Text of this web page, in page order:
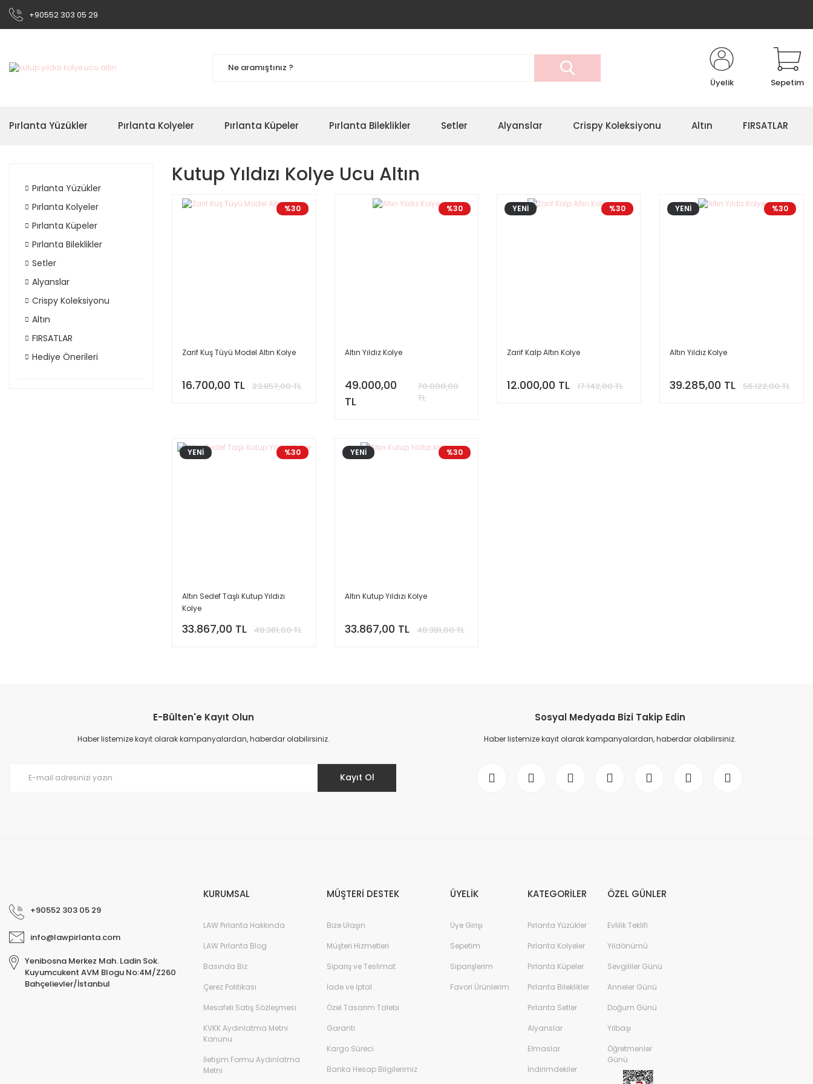
+90552 303 05 29
Üyelik Sepetim
Pırlanta Yüzükler Pırlanta Kolyeler Pırlanta Küpeler Pırlanta Bileklikler Setler Alyanslar Crispy Koleksiyonu Altın FIRSATLAR
Pırlanta Yüzükler
Pırlanta Kolyeler
Pırlanta Küpeler
Pırlanta Bileklikler
Setler
Alyanslar
Crispy Koleksiyonu
Altın
FIRSATLAR
Hediye Önerileri
Kutup Yıldızı Kolye Ucu Altın
%30
Zarif Kuş Tüyü Model Altın Kolye
16.700,00 TL 23.857,00 TL
%30
Altın Yıldız Kolye
49.000,00
TL
70.000,00
TL
%30
YENİ
Zarif Kalp Altın Kolye
12.000,00 TL 17.142,00 TL
%30
YENİ
Altın Yıldız Kolye
39.285,00 TL 56.122,00 TL
%30
YENİ
Altın Sedef Taşlı Kutup Yıldızı
Kolye
33.867,00 TL 48.381,00 TL
%30
YENİ
Altın Kutup Yıldızı Kolye
33.867,00 TL 48.381,00 TL
E-Bülten'e Kayıt Olun
Haber listemize kayıt olarak kampanyalardan, haberdar olabilirsiniz.
Kayıt Ol
Sosyal Medyada Bizi Takip Edin
Haber listemize kayıt olarak kampanyalardan, haberdar olabilirsiniz.
+90552 303 05 29
info@lawpirlanta.com
Yenibosna Merkez Mah. Ladin Sok.
Kuyumcukent AVM Blogu No:4M/Z260
Bahçelievler/İstanbul
KURUMSAL
LAW Pırlanta Hakkında
LAW Pırlanta Blog
Basında Biz
Çerez Politikası
Mesafeli Satış Sözleşmesi
KVKK Aydınlatma Metni
Kanunu
İletişim Formu Aydınlatma
Metni
MÜŞTERİ DESTEK
Bize Ulaşın
Müşteri Hizmetleri
Sipariş ve Teslimat
İade ve İptal
Özel Tasarım Talebi
Garanti
Kargo Süreci
Banka Hesap Bilgilerimiz
ÜYELİK
Üye Girişi
Sepetim
Siparişlerim
Favori Ürünlerim
KATEGORİLER
Pırlanta Yüzükler
Pırlanta Kolyeler
Pırlanta Küpeler
Pırlanta Bileklikler
Pırlanta Setler
Alyanslar
Elmaslar
İndirimdekiler
ÖZEL GÜNLER
Evlilik Teklifi
Yıldönümü
Sevgililer Günü
Anneler Günü
Doğum Günü
Yılbaşı
Öğretmenler
Günü